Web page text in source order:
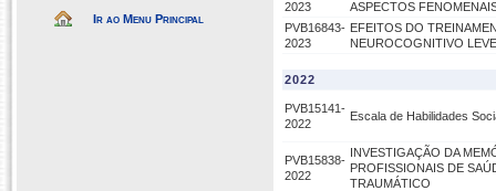
Ir ao Menu Principal
2023
ASPECTOS
PVB16843-
2023
EFEITOS DO
NEUROCOGNITIVO LEVE
2022
PVB15141-
2022
Escala de Habilidades
PVB15838-
2022
INVESTIGAÇÃO DA
PROFISSIONAIS DE
TRAUMÁTICO